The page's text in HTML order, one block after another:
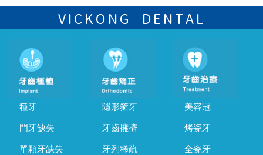
可以，請盡早通過wechat或whatsapp聯絡我們，告知我們你原本預約
的時間及資料，並且重新預約的日期及時段
VICKONG DENTAL
種牙
門牙缺失
單顆牙缺失
隱形箍牙
牙齒擁擠
牙列稀疏
美容冠
烤瓷牙
全瓷牙